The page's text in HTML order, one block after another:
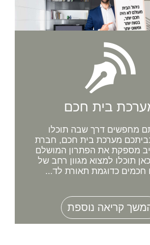
בית חכם
מחפשים דרך שבה תוכלו
מערכת בית חכם, חברת
מספקת את הפתרון המושלם
תוכלו למצוא מגוון רחב של
חכמים כדוגמת תאורת לד...
קריאה נוספת